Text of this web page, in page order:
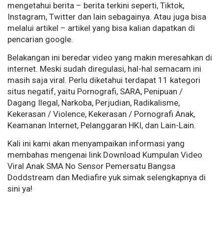
mengetahui berita – berita terkini seperti, Tiktok,
Instagram, Twitter dan lain sebagainya. Atau juga bisa
melalui artikel – artikel yang bisa kalian dapatkan di
pencarian google.
Belakangan ini beredar video yang makin meresahkan di
internet. Meski sudah diregulasi, hal-hal semacam ini
masih saja viral. Perlu diketahui terdapat 11 kategori
situs negatif, yaitu Pornografi, SARA, Penipuan /
Dagang Ilegal, Narkoba, Perjudian, Radikalisme,
Kekerasan / Violence, Kekerasan / Pornografi Anak,
Keamanan Internet, Pelanggaran HKI, dan Lain-Lain.
Kali ini kami akan menyampaikan informasi yang
membahas mengenai link Download Kumpulan Video
Viral Anak SMA No Sensor Pemersatu Bangsa
Doddstream dan Mediafire yuk simak selengkapnya di
sini ya!